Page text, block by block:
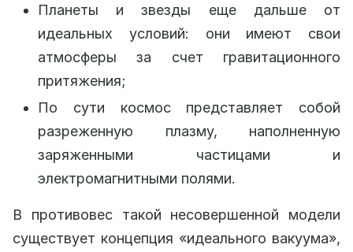
Планеты и звезды еще дальше от
идеальных условий: они имеют свои
атмосферы за счет гравитационного
притяжения;
По сути космос представляет собой
разреженную плазму, наполненную
заряженными частицами и
электромагнитными полями.
В противовес такой несовершенной модели
существует концепция «идеального вакуума»,